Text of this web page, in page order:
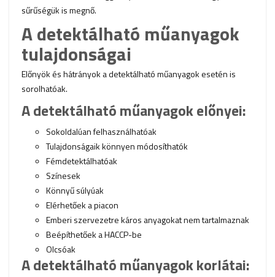
sűrűségük is megnő.
A detektálható műanyagok
tulajdonságai
Előnyök és hátrányok a detektálható műanyagok esetén is
sorolhatóak.
A detektálható műanyagok előnyei:
Sokoldalúan felhasználhatóak
Tulajdonságaik könnyen módosíthatók
Fémdetektálhatóak
Színesek
Könnyű súlyúak
Elérhetőek a piacon
Emberi szervezetre káros anyagokat nem tartalmaznak
Beépíthetőek a HACCP-be
Olcsóak
A detektálható műanyagok korlátai: